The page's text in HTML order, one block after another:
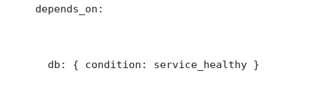
    depends_on:
      db: { condition: service_healthy }